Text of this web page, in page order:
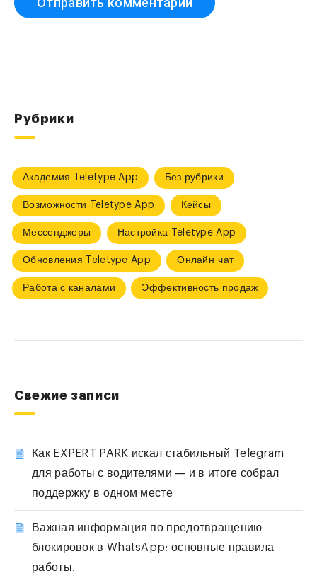
Рубрики
Академия Teletype App Без рубрики
Возможности Teletype App Кейсы
Мессенджеры Настройка Teletype App
Обновления Teletype App Онлайн-чат
Работа с каналами Эффективность продаж
Свежие записи
Как EXPERT PARK искал стабильный Telegram
для работы с водителями — и в итоге собрал
поддержку в одном месте
Важная информация по предотвращению
блокировок в WhatsApp: основные правила
работы.